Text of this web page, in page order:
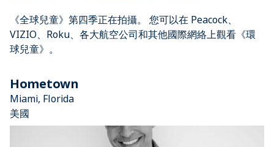
《全球兒童》第四季正在拍攝。 您可以在 Peacock、
VIZIO、Roku、各大航空公司和其他國際網絡上觀看《環
球兒童》。
Hometown
Miami, Florida
美國